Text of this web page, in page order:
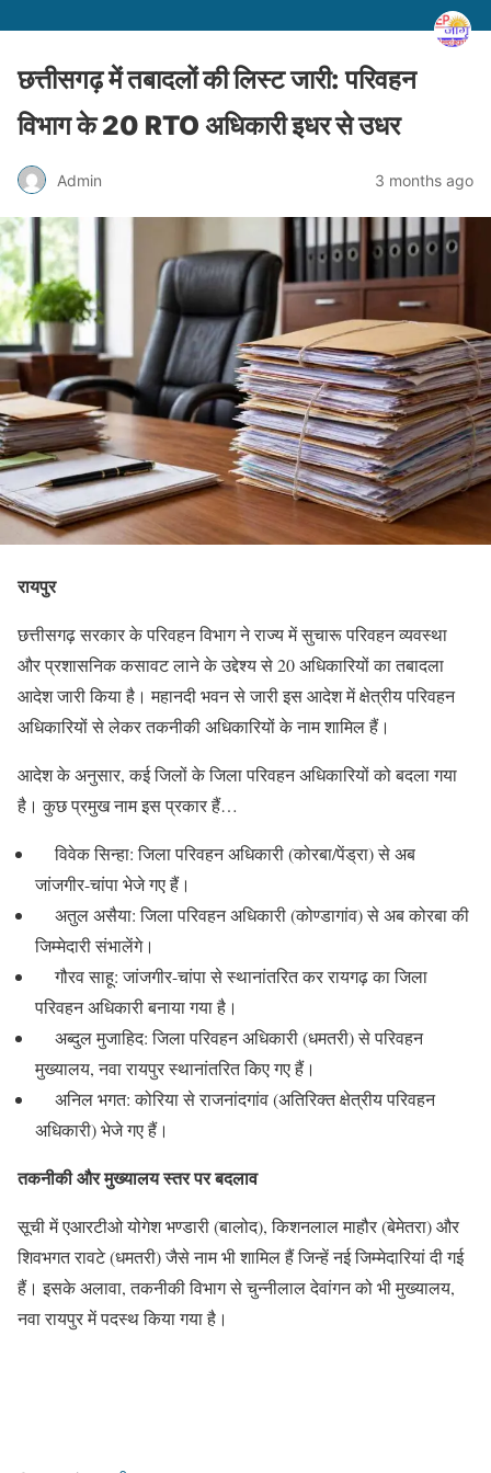
छत्तीसगढ़ में तबादलों की लिस्ट जारी: परिवहन
विभाग के 20 RTO अधिकारी इधर से उधर
Admin 3 months ago
रायपुर
छत्तीसगढ़ सरकार के परिवहन विभाग ने राज्य में सुचारू परिवहन व्यवस्था
और प्रशासनिक कसावट लाने के उद्देश्य से 20 अधिकारियों का तबादला
आदेश जारी किया है। महानदी भवन से जारी इस आदेश में क्षेत्रीय परिवहन
अधिकारियों से लेकर तकनीकी अधिकारियों के नाम शामिल हैं।
आदेश के अनुसार, कई जिलों के जिला परिवहन अधिकारियों को बदला गया
है। कुछ प्रमुख नाम इस प्रकार हैं…
विवेक सिन्हा: जिला परिवहन अधिकारी (कोरबा/पेंड्रा) से अब
जांजगीर-चांपा भेजे गए हैं।
अतुल असैया: जिला परिवहन अधिकारी (कोण्डागांव) से अब कोरबा की
जिम्मेदारी संभालेंगे।
गौरव साहू: जांजगीर-चांपा से स्थानांतरित कर रायगढ़ का जिला
परिवहन अधिकारी बनाया गया है।
अब्दुल मुजाहिद: जिला परिवहन अधिकारी (धमतरी) से परिवहन
मुख्यालय, नवा रायपुर स्थानांतरित किए गए हैं।
अनिल भगत: कोरिया से राजनांदगांव (अतिरिक्त क्षेत्रीय परिवहन
अधिकारी) भेजे गए हैं।
तकनीकी और मुख्यालय स्तर पर बदलाव
सूची में एआरटीओ योगेश भण्डारी (बालोद), किशनलाल माहौर (बेमेतरा) और
शिवभगत रावटे (धमतरी) जैसे नाम भी शामिल हैं जिन्हें नई जिम्मेदारियां दी गई
हैं। इसके अलावा, तकनीकी विभाग से चुन्नीलाल देवांगन को भी मुख्यालय,
नवा रायपुर में पदस्थ किया गया है।